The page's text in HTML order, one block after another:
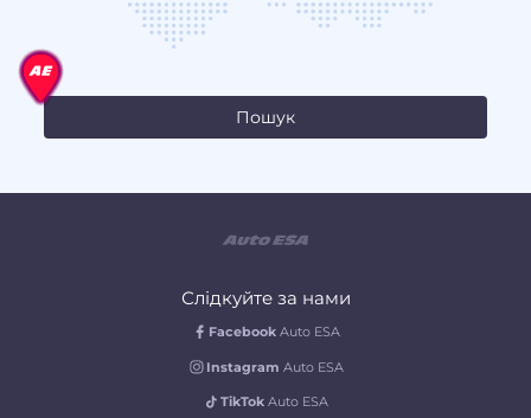
Слідкуйте за нами
Facebook Auto ESA
Instagram Auto ESA
TikTok Auto ESA